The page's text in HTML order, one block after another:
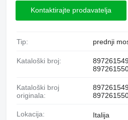
Kontaktirajte prodavatelja
Tip: prednji
Kataloški broj:
Kataloški broj
originala:
Lokacija:
Italija